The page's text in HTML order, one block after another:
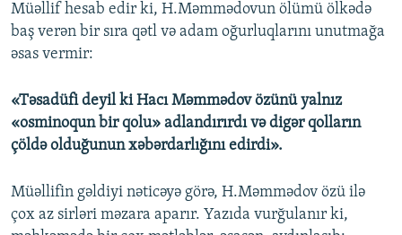
Müəllif hesab edir ki, H.Məmmədovun ölümü ölkədə
baş verən bir sıra qətl və adam oğurluqlarını unutmağa
əsas vermir:
«Təsadüfi deyil ki Hacı Məmmədov özünü yalnız
«osminoqun bir qolu» adlandırırdı və digər qolların
çöldə olduğunun xəbərdarlığını edirdi».
Müəllifin gəldiyi nəticəyə görə, H.Məmmədov özü ilə
çox az sirləri məzara aparır. Yazıda vurğulanır ki,